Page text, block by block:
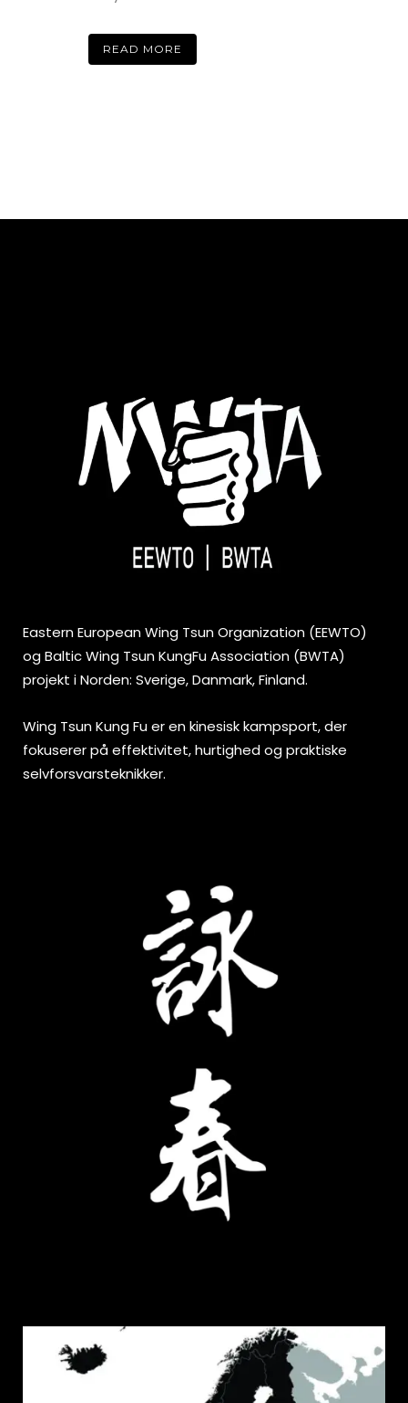
READ MORE
Eastern European Wing Tsun Organization (EEWTO)
og Baltic Wing Tsun KungFu Association (BWTA)
projekt i Norden: Sverige, Danmark, Finland.
Wing Tsun Kung Fu er en kinesisk kampsport, der
fokuserer på effektivitet, hurtighed og praktiske
selvforsvarsteknikker.